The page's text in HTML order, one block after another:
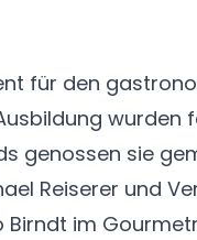
für den
wurden
genossen sie
Reiserer und
Birndt im